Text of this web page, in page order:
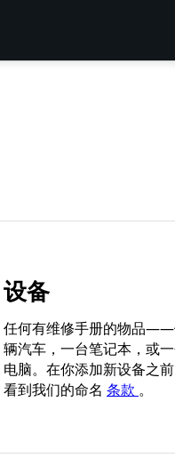
设备
任何有维修手册的物品——
辆汽车，一台笔记本，或
电脑。在你添加新设备之
看到我们的命名 条款 。